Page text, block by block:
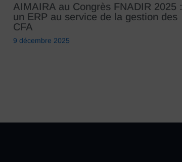
AIMAIRA au Congrès FNADIR 2025 :
un ERP au service de la gestion des
CFA
9 décembre 2025